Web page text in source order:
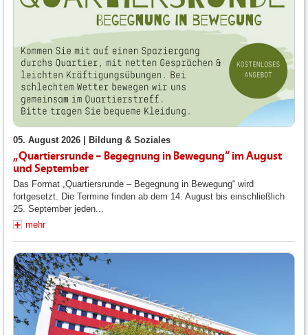
05. August 2026 | Bildung & Soziales
„Quartiersrunde – Begegnung in Bewegung“ im August
und September
Das Format „Quartiersrunde – Begegnung in Bewegung“ wird
fortgesetzt. Die Termine finden ab dem 14. August bis einschließlich
25. September jeden...
mehr